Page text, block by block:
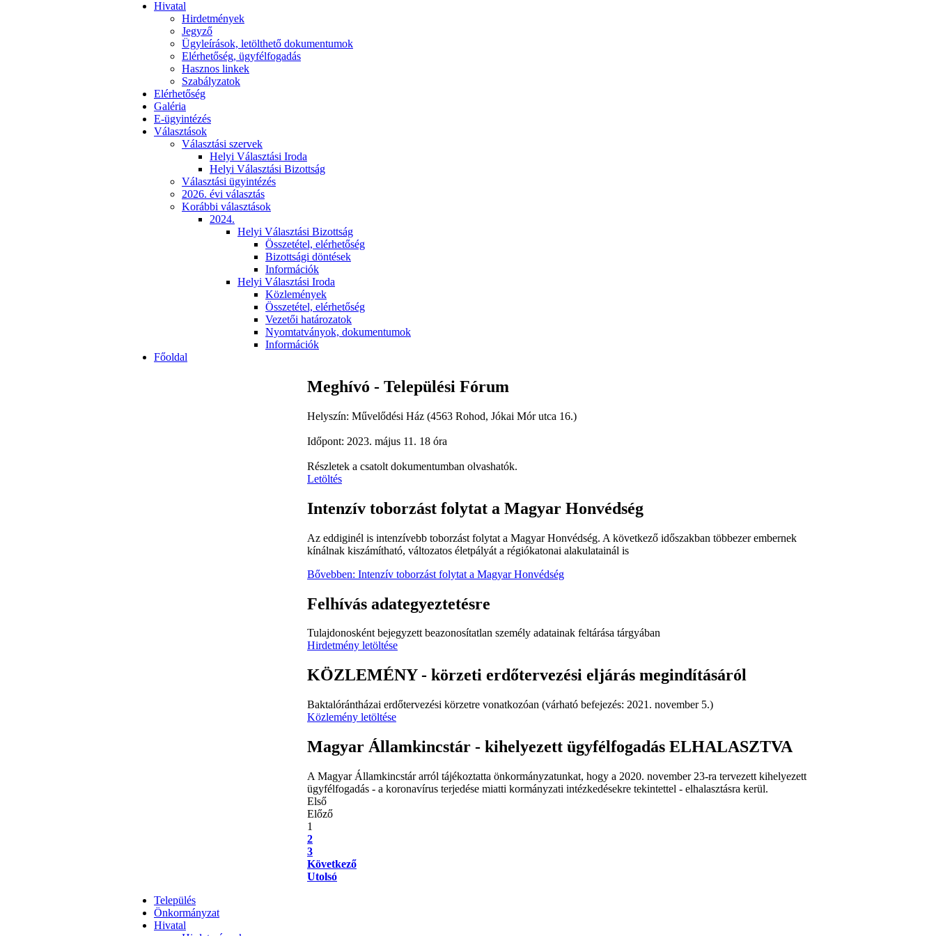
Hivatal
Hirdetmények
Jegyző
Ügyleírások, letölthető dokumentumok
Elérhetőség, ügyfélfogadás
Hasznos linkek
Szabályzatok
Elérhetőség
Galéria
E-ügyintézés
Választások
Választási szervek
Helyi Választási Iroda
Helyi Választási Bizottság
Választási ügyintézés
2026. évi választás
Korábbi választások
2024.
Helyi Választási Bizottság
Összetétel, elérhetőség
Bizottsági döntések
Információk
Helyi Választási Iroda
Közlemények
Összetétel, elérhetőség
Vezetői határozatok
Nyomtatványok, dokumentumok
Információk
Főoldal
Meghívó - Települési Fórum
Helyszín: Művelődési Ház (4563 Rohod, Jókai Mór utca 16.)
Időpont: 2023. május 11. 18 óra
Részletek a csatolt dokumentumban olvashatók.
Letöltés
Intenzív toborzást folytat a Magyar Honvédség
Az eddiginél is intenzívebb toborzást folytat a Magyar Honvédség. A következő időszakban többezer embernek
kínálnak kiszámítható, változatos életpályát a régiókatonai alakulatainál is
Bővebben: Intenzív toborzást folytat a Magyar Honvédség
Felhívás adategyeztetésre
Tulajdonosként bejegyzett beazonosítatlan személy adatainak feltárása tárgyában
Hirdetmény letöltése
KÖZLEMÉNY - körzeti erdőtervezési eljárás megindításáról
Baktalórántházai erdőtervezési körzetre vonatkozóan (várható befejezés: 2021. november 5.)
Közlemény letöltése
Magyar Államkincstár - kihelyezett ügyfélfogadás ELHALASZTVA
A Magyar Államkincstár arról tájékoztatta önkormányzatunkat, hogy a 2020. november 23-ra tervezett kihelyezett
ügyfélfogadás - a koronavírus terjedése miatti kormányzati intézkedésekre tekintettel - elhalasztásra kerül.
Első
Előző
1
2
3
Következő
Utolsó
Település
Önkormányzat
Hivatal